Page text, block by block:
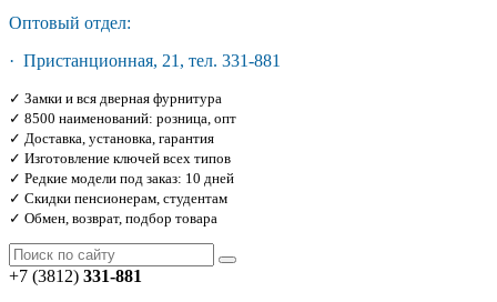
Оптовый отдел:
· Пристанционная, 21, тел. 331-881
✓ Замки и вся дверная фурнитура
✓ 8500 наименований: розница, опт
✓ Доставка, установка, гарантия
✓ Изготовление ключей всех типов
✓ Редкие модели под заказ: 10 дней
✓ Скидки пенсионерам, студентам
✓ Обмен, возврат, подбор товара
+7 (3812) 331-881